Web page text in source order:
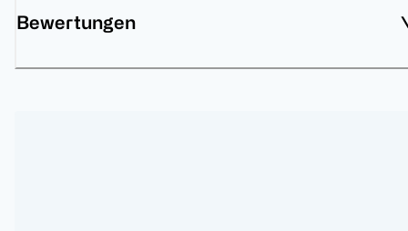
Bewertungen